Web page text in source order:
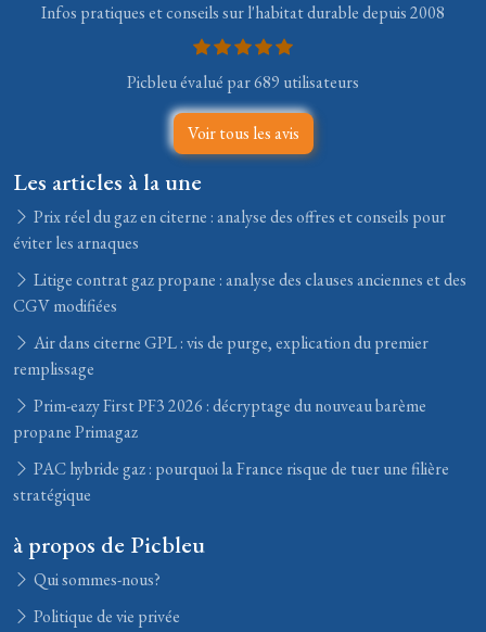
Infos pratiques et conseils sur l'habitat durable depuis 2008
Picbleu évalué par 689 utilisateurs
Voir tous les avis
Les articles à la une
Prix réel du gaz en citerne : analyse des offres et conseils pour
éviter les arnaques
Litige contrat gaz propane : analyse des clauses anciennes et des
CGV modifiées
Air dans citerne GPL : vis de purge, explication du premier
remplissage
Prim-eazy First PF3 2026 : décryptage du nouveau barème
propane Primagaz
PAC hybride gaz : pourquoi la France risque de tuer une filière
stratégique
à propos de Picbleu
Qui sommes-nous?
Politique de vie privée